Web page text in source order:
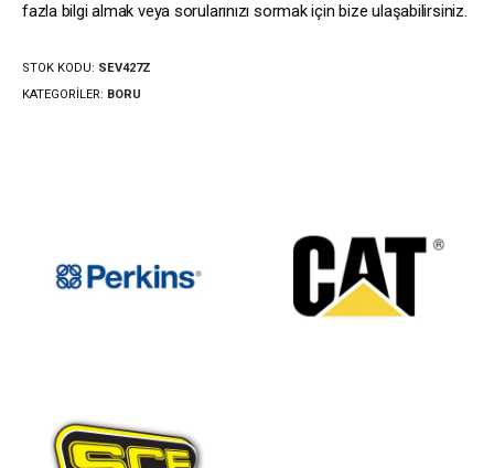
fazla bilgi almak veya sorularınızı sormak için bize ulaşabilirsiniz.
STOK KODU: SEV427Z
KATEGORILER: BORU